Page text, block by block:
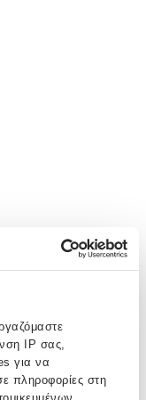
IP σας,
για να
πληροφορίες στη